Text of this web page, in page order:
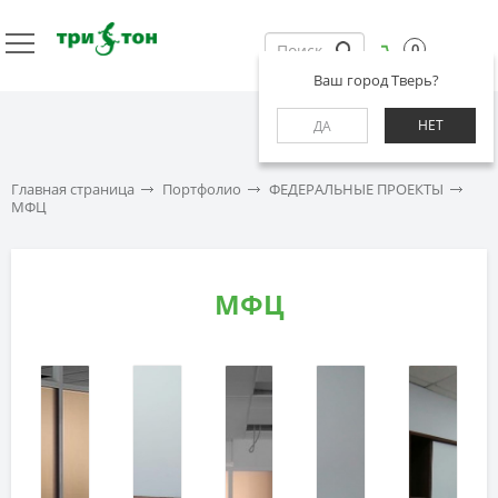
Ваш город Тверь?
ДА НЕТ
0
Главная страница Портфолио
ФЕДЕРАЛЬНЫЕ ПРОЕКТЫ
МФЦ
МФЦ